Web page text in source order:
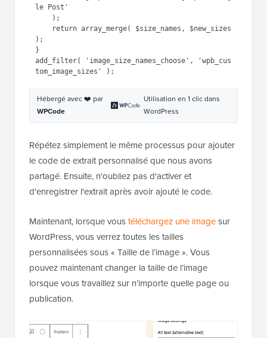
Même si vous avez ajouté de nouvelles tailles
d'images, vous ne pouvez les utiliser que dans le
thème WordPress et non dans le contenu des articles.
Pour rendre ces nouvelles tailles disponibles dans
l'
enregistrer le code suivant dans WPCode :
1
2
5
6
8
function
wpb_custom_image_sizes(
$size_names
) {
$new_sizes
= array
'homepage-thumb'
'Homepage Thumbnail',
'Infographic Single Post'
);
return
array_merge
(
$size_names
$new_sizes
add_filter(
'image_size_names_choose'